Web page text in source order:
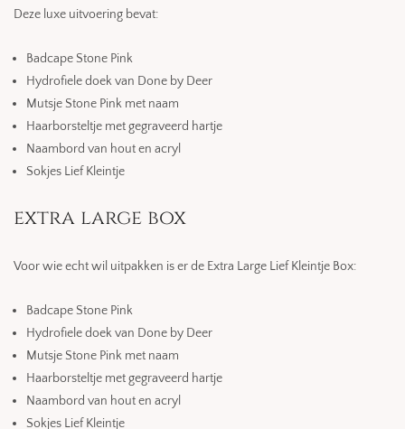
Deze luxe uitvoering bevat:
Badcape Stone Pink
Hydrofiele doek van Done by Deer
Mutsje Stone Pink met naam
Haarborsteltje met gegraveerd hartje
Naambord van hout en acryl
Sokjes Lief Kleintje
extra large box
Voor wie echt wil uitpakken is er de Extra Large Lief Kleintje Box:
Badcape Stone Pink
Hydrofiele doek van Done by Deer
Mutsje Stone Pink met naam
Haarborsteltje met gegraveerd hartje
Naambord van hout en acryl
Sokjes Lief Kleintje